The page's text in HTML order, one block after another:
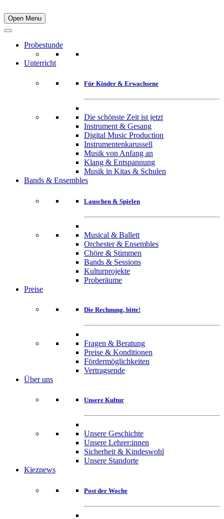
Open Menu
Probestunde
Unterricht
Für Kinder & Erwachsene
Die schönste Zeit ist jetzt
Instrument & Gesang
Digital Music Production
Instrumentenkarussell
Musik von Anfang an
Klang & Entspannung
Musik in Kitas & Schulen
Bands & Ensembles
Lauschen & Spielen
Musical & Ballett
Orchester & Ensembles
Chöre & Stimmen
Bands & Sessions
Kulturprojekte
Proberäume
Preise
Die Rechnung, bitte!
Fragen & Beratung
Preise & Konditionen
Fördermöglichkeiten
Vertragsende
Über uns
Unsere Kultur
Unsere Geschichte
Unsere Lehrer:innen
Sicherheit & Kindeswohl
Unsere Standorte
Kieznews
Post der Woche